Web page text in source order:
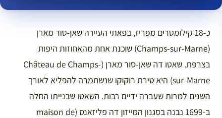
כ-18 קילומטרים מפריז, בפאתי העיירה שאן-סור מארן
(Champs-sur-Marne) שוכנת אחת מהאחוזות היפות
בצרפת. שאטו דה שאן-סור מארן (Château de Champs-
sur-Marne) היא טירת רוקוקו שנשתמרה להפליא לאורך
השנים למרות שעברה ידיים רבות. השאטו שבנייתו החלה
ב-1699 נבנה בסגנון המייזון דה פליזאנס (maison de